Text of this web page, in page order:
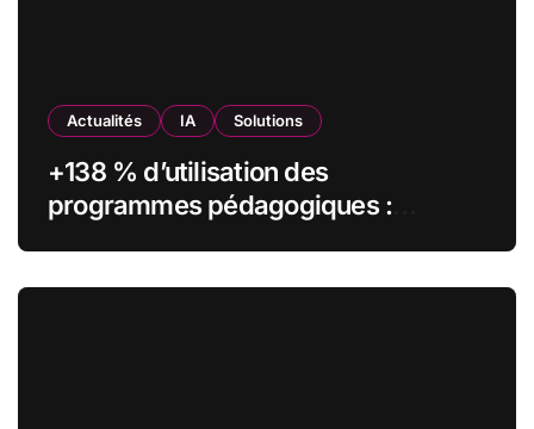
Actualités IA Solutions
+138 % d’utilisation des
programmes pédagogiques :